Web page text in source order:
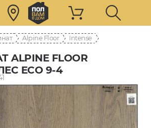
Alpine Floor Intense
ALPINE FLOOR
ECO 9-4